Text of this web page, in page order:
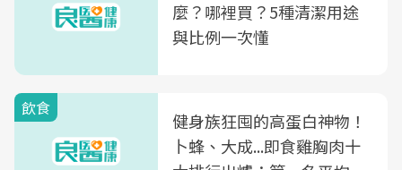
麼？哪裡買？5種清潔用途
與比例一次懂
飲食
健身族狂囤的高蛋白神物！
卜蜂、大成...即食雞胸肉十